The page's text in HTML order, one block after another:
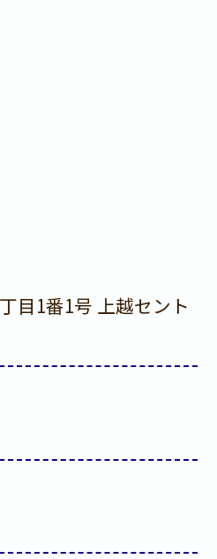
添付
で申告書を提出するこ
関で相続税を納めるた
こと
目1番1号 上越セント